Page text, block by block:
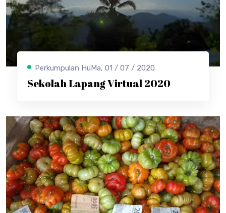
Perkumpulan HuMa, 01 / 07 / 2020
Sekolah Lapang Virtual 2020